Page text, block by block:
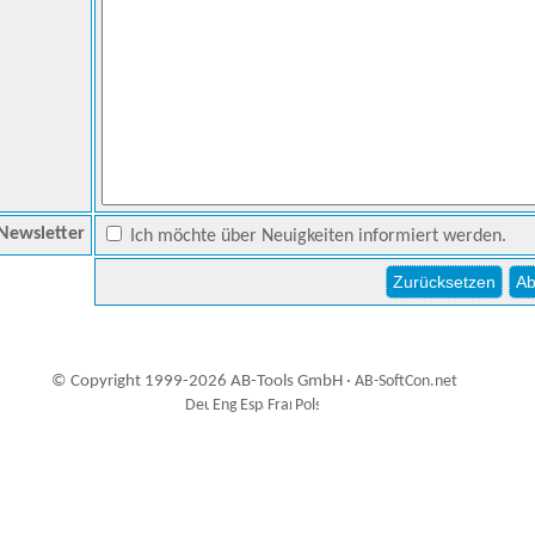
Newsletter Ich möchte über Neuigkeiten informiert werden.
© Copyright 1999-2026 AB-Tools GmbH · AB-SoftCon.net